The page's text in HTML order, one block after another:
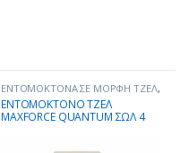
ΕΝΤΟΜΟΚΤΟΝΑ ΣΕ ΜΟΡΦΗ ΤΖΕΛ,
ΚΑΤΑΠΟΛΕΜΗΣΗ ΕΝΤΟΜΩΝ
ΜΥΡΜΗΓΚΙΑ
ΕΝΤΟΜΟΚΤΟΝΟ ΤΖΕΛ
MAXFORCE QUANTUM ΣΩΛ 4